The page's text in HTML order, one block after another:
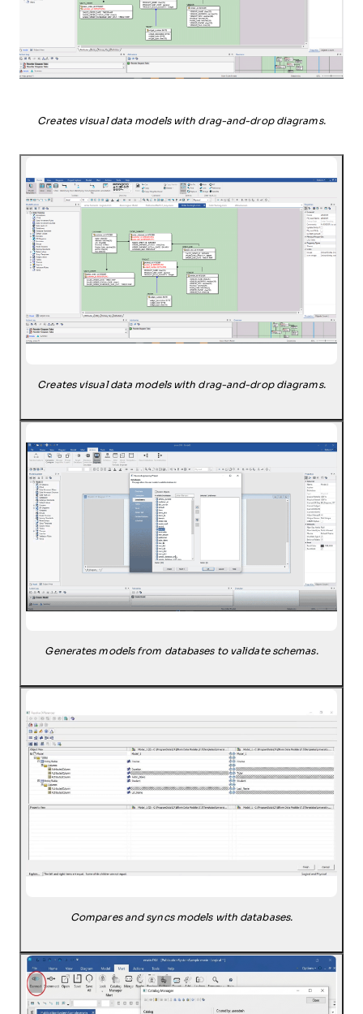
Creates visual data models with drag-and-drop diagrams.
Creates visual data models with drag-and-drop diagrams.
Generates models from databases to validate schemas.
Compares and syncs models with databases.